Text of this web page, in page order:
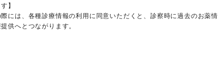
】
には、各種診療情報の利用に同意いただくと、診察時に過去のお薬情
供へとつながります。